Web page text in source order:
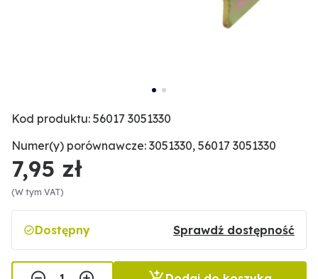
Kod produktu: 56017 3051330
Numer(y) porównawcze: 3051330, 56017 3051330
7,95 zł
(W tym VAT)
Dostępny Sprawdź dostępność